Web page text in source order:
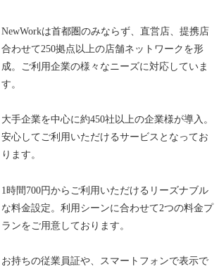
NewWorkは首都圏のみならず、直営店、提携店
合わせて250拠点以上の店舗ネットワークを形
成。ご利用企業の様々なニーズに対応していま
す。
大手企業を中心に約450社以上の企業様が導入。
安心してご利用いただけるサービスとなってお
ります。
1時間700円からご利用いただけるリーズナブル
な料金設定。利用シーンに合わせて2つの料金プ
ランをご用意しております。
お持ちの従業員証や、スマートフォンで表示で